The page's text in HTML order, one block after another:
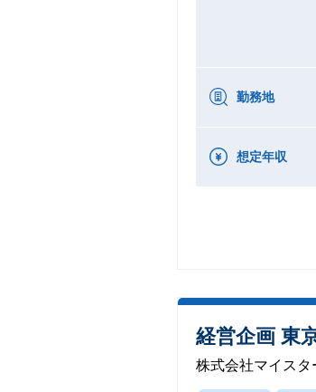
勤務地
想定年収
経営企画 東
株式会社マイス